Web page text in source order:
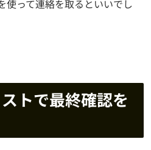
使って連絡を取るといいでし
トで最終確認を